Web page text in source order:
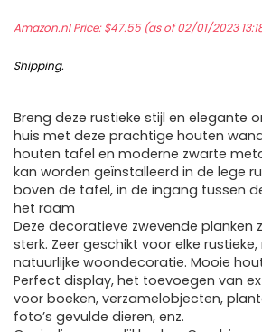
Amazon.nl Price:$47.55(as of 02/01/2023
Shipping.
Breng deze rustieke stijl en elegante
huis met deze prachtige houten
houten tafel en moderne zwarte
kan worden geïnstalleerd in de lege
boven de tafel, in de ingang tussen
het raam
Deze decoratieve zwevende planken
sterk. Zeer geschikt voor elke
natuurlijke woondecoratie. Mooie
Perfect display, het toevoegen van
voor boeken, verzamelobjecten,
foto’s gevulde dieren, enz.